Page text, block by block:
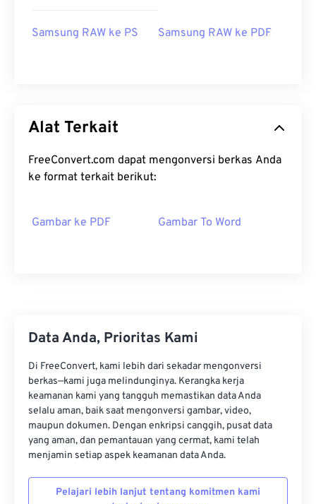
Samsung RAW ke PS Samsung RAW ke PDF
Alat Terkait
FreeConvert.com dapat mengonversi berkas Anda
ke format terkait berikut:
Gambar ke PDF Gambar To Word
Data Anda, Prioritas Kami
Di FreeConvert, kami lebih dari sekadar mengonversi
berkas—kami juga melindunginya. Kerangka kerja
keamanan kami yang tangguh memastikan data Anda
selalu aman, baik saat mengonversi gambar, video,
maupun dokumen. Dengan enkripsi canggih, pusat data
yang aman, dan pemantauan yang cermat, kami telah
menjamin setiap aspek keamanan data Anda.
Pelajari lebih lanjut tentang komitmen kami